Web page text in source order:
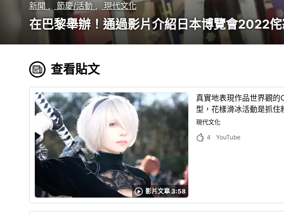
新聞 節慶/活動 現代文化
在巴黎舉辦！通過影片介紹日本博覽會2022
查看貼文
影片文章 3:58
真實地表現作品世界觀
型，花樣滑冰活動是抓住
現代文化
4
YouTube